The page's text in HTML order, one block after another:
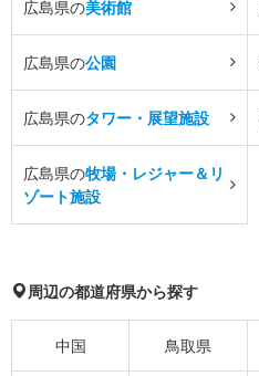
広島県の美術館
広島県の公園
広島県のタワー・展望施設
広島県の牧場・レジャー＆リ
ゾート施設
周辺の都道府県から探す
中国 鳥取県